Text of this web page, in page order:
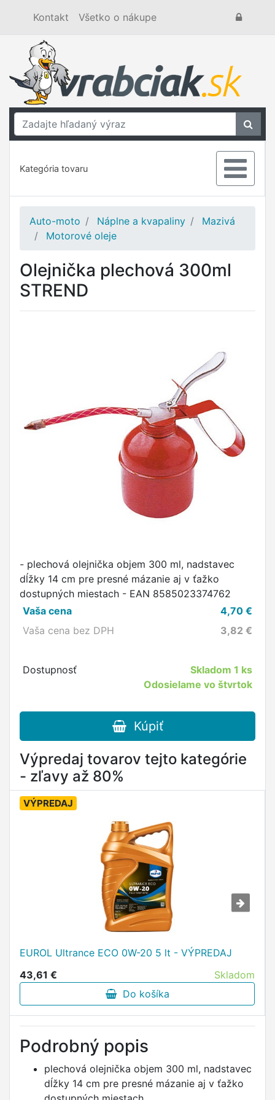
Kontakt Všetko o nákupe
Kategória tovaru
Auto-moto Náplne a kvapaliny
Mazivá
Motorové oleje
Olejnička plechová 300ml
STREND
- plechová olejnička objem 300 ml, nadstavec
dĺžky 14 cm pre presné mázanie aj v ťažko
dostupných miestach - EAN 8585023374762
Vaša cena
4,70 €
Vaša cena bez DPH
3,82 €
Dostupnosť Skladom1 ks
Odosielame vo štvrtok
Kúpiť
Výpredaj tovarov tejto kategórie
- zľavy až 80%
VÝPREDAJ
EUROL Ultrance ECO 0W-20 5 lt - VÝPREDAJ
43,61 €
Skladom
Do košíka
Podrobný popis
plechová olejnička objem 300 ml, nadstavec
dĺžky 14 cm pre presné mázanie aj v ťažko